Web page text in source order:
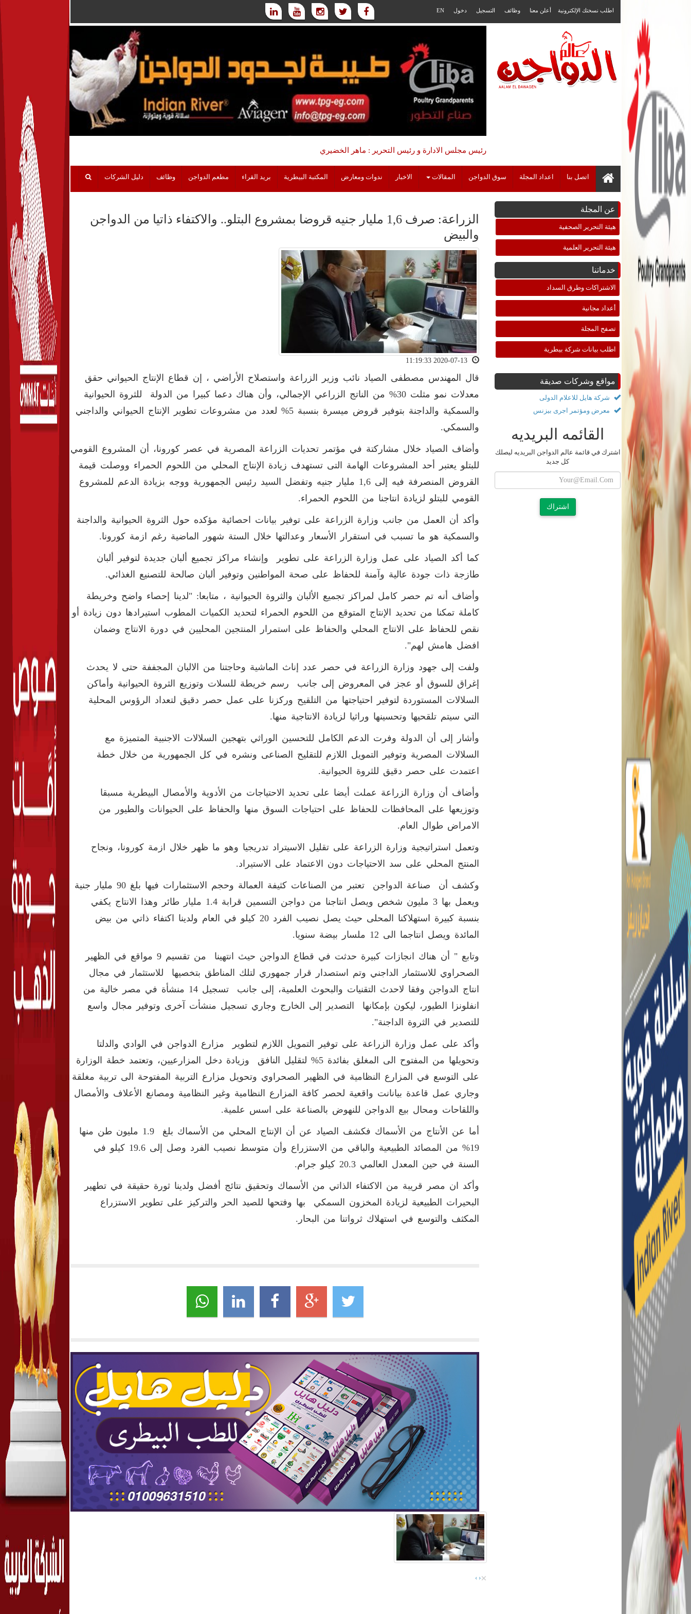
اطلب نسختك الإلكترونية أعلن معنا وظائف التسجيل دخول EN
رئيس مجلس الادارة و رئيس التحرير : ماهر الخضيري
اتصل بنا اعداد المجلة سوق الدواجن المقالات الاخبار ندوات ومعارض المكتبة البيطرية بريد القراء مطعم الدواجن وظائف دليل الشركات
عن المجلة
هيئة التحرير الصحفية
هيئة التحرير العلمية
خدماتنا
الاشتراكات وطرق السداد
أعداد مجانية
تصفح المجلة
اطلب بيانات شركة بيطرية
مواقع وشركات صديقة
شركة هايل للاعلام الدولى
معرض ومؤتمر اجرى بيزنس
القائمه البريديه
اشترك في قائمة عالم الدواجن البريديه ليصلك
كل جديد
اشتراك
الزراعة: صرف 1,6 مليار جنيه قروضا بمشروع البتلو.. والاكتفاء ذاتيا من الدواجن
والبيض
قال المهندس مصطفى الصياد نائب وزير الزراعة واستصلاح الأراضي ، إن قطاع الإنتاج الحيواني حقق
معدلات نمو مثلت 30% من الناتج الزراعي الإجمالي، وأن هناك دعما كبيرا من الدولة للثروة الحيوانية
والسمكية والداجنة بتوفير قروض ميسرة بنسبة 5% لعدد من مشروعات تطوير الإنتاج الحيواني والداجني
والسمكي.
وأضاف الصياد خلال مشاركتة في مؤتمر تحديات الزراعة المصرية في عصر كورونا، أن المشروع القومي
للبتلو يعتبر أحد المشروعات الهامة التى تستهدف زيادة الإنتاج المحلي من اللحوم الحمراء ووصلت قيمة
القروض المنصرفة فيه إلى 1,6 مليار جنيه وتفضل السيد رئيس الجمهورية ووجه بزيادة الدعم للمشروع
القومي للبتلو لزيادة انتاجنا من اللحوم الحمراء.
وأكد أن العمل من جانب وزارة الزراعة على توفير بيانات احصائية مؤكده حول الثروة الحيوانية والداجنة
والسمكية هو ما تسبب في استقرار الأسعار وعدالتها خلال الستة شهور الماضية رغم ازمة كورونا.
كما أكد الصياد على عمل وزارة الزراعة على تطوير وإنشاء مراكز تجميع ألبان جديدة لتوفير ألبان
طازجة ذات جودة عالية وآمنة للحفاظ على صحة المواطنين وتوفير ألبان صالحة للتصنيع الغذائي.
وأضاف أنه تم حصر كامل لمراكز تجميع الألبان والثروة الحيوانية ، متابعا: "لدينا إحصاء واضح وخريطة
كاملة تمكنا من تحديد الإنتاج المتوقع من اللحوم الحمراء لتحديد الكميات المطوب استيرادها دون زيادة أو
نقص للحفاظ على الانتاج المحلي والحفاظ على استمرار المنتجين المحليين في دورة الانتاج وضمان
افضل هامش لهم".
ولفت إلى جهود وزارة الزراعة في حصر عدد إناث الماشية وحاجتنا من الالبان المجففة حتى لا يحدث
إغراق للسوق أو عجز في المعروض إلى جانب رسم خريطة للسلات وتوزيع الثروة الحيوانية وأماكن
السلالات المستوردة لتوفير احتياجتها من التلقيح وركزنا على عمل حصر دقيق لتعداد الرؤوس المحلية
التي سيتم تلقحيها وتحسينها وراثيا لزيادة الانتاجية منها.
وأشار إلى أن الدولة وفرت الدعم الكامل للتحسين الوراثي بتهجين السلالات الاجنبية المتميزة مع
السلالات المصرية وتوفير التمويل اللازم للتقليح الصناعى ونشره في كل الجمهورية من خلال خطة
اعتمدت على حصر دقيق للثروة الحيوانية.
وأضاف أن وزارة الزراعة عملت أيضا على تحديد الاحتياجات من الأدوية والأمصال البيطرية مسبقا
وتوزيعها على المحافظات للحفاظ على احتياجات السوق منها والحفاظ على الحيوانات والطيور من
الامراض طوال العام.
وتعمل استراتيجية وزارة الزراعة على تقليل الاسيتراد تدريجيا وهو ما ظهر خلال ازمة كورونا، ونجاح
المنتج المحلي على سد الاحتياجات دون الاعتماد على الاستيراد.
وكشف أن صناعة الدواجن تعتبر من الصناعات كثيفة العمالة وحجم الاستثمارات فيها بلغ 90 مليار جنية
ويعمل بها 3 مليون شخص ويصل انتاجنا من دواجن التسمين قرابة 1.4 مليار طائر وهذا الانتاج يكفي
بنسبة كبيرة استهلاكنا المحلى حيث يصل نصيب الفرد 20 كيلو في العام ولدينا اكتفاء ذاتي من بيض
المائدة ويصل انتاجما الى 12 ملسار بيضة سنويا.
وتابع " أن هناك انجازات كبيرة حدثت في قطاع الدواجن حيث انتهينا من تقسيم 9 مواقع في الظهير
الصحراوي للاستثمار الداجني وتم استصدار قرار جمهوري لتلك المناطق بتخصيها للاستثمار في مجال
انتاج الدواجن وفقا لاحدث التقنيات والبحوث العلمية، إلى جانب تسجيل 14 منشأة في مصر خالية من
انفلونزا الطيور، ليكون بإمكانها التصدير إلى الخارج وجاري تسجيل منشأت آخرى وتوفير مجال واسع
للتصدير في الثروة الداجنة".
وأكد على عمل وزارة الزراعة على توفير التمويل اللازم لتطوير مزارع الدواجن في الوادي والدلتا
وتحويلها من المفتوح الى المغلق بفائدة 5% لتقليل النافق وزيادة دخل المزارعيين، وتعتمد خطة الوزارة
على التوسع في المزارع النظامية في الظهير الصحراوي وتحويل مزارع التربية المفتوحة الى تربية مغلقة
وجاري عمل قاعدة بيانانت واقعية لحصر كافة المزارع النظامية وغير النظامية ومصانع الأعلاف والأمصال
واللقاحات ومحال بيع الدواجن للنهوض بالصناعة على اسس علمية.
أما عن الأنتاج من الأسماك فكشف الصياد عن أن الإنتاج المحلي من الأسماك بلغ 1.9 مليون طن منها
19% من المصائد الطبيعية والباقي من الاستزراع وأن متوسط نصيب الفرد وصل إلى 19.6 كيلو في
السنة في حين المعدل العالمي 20.3 كيلو جرام.
وأكد ان مصر قريبة من الاكتفاء الذاتي من الأسماك وتحقيق نتائج أفضل ولدينا ثورة حقيقة في تطهير
البحيرات الطبيعية لزيادة المخزون السمكي بها وفتحها للصيد الحر والتركيز على تطوير الاستزراع
المكثف والتوسع في استهلاك ثرواتنا من البحار.
‹
› ×